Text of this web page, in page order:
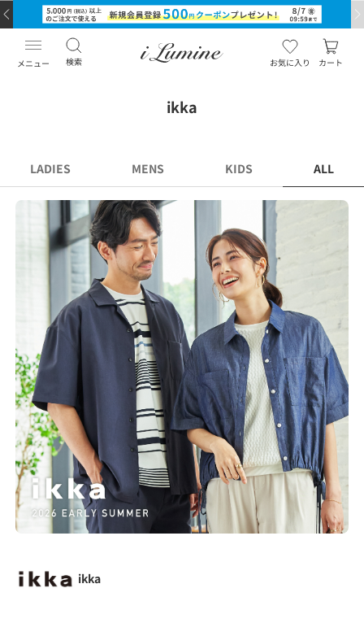
メニュー 検索 お気に入り カート
ikka
LADIES MENS KIDS ALL
ikka